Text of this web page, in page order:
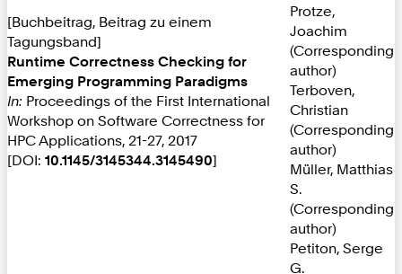
[Buchbeitrag, Beitrag zu einem
Tagungsband]
Runtime Correctness Checking for
Emerging Programming Paradigms
In: Proceedings of the First International
Workshop on Software Correctness for
HPC Applications, 21-27, 2017
[DOI: 10.1145/3145344.3145490]
Protze,
Joachim
(Corresponding
author)
Terboven,
Christian
(Corresponding
author)
Müller, Matthias
S.
(Corresponding
author)
Petiton, Serge
G.